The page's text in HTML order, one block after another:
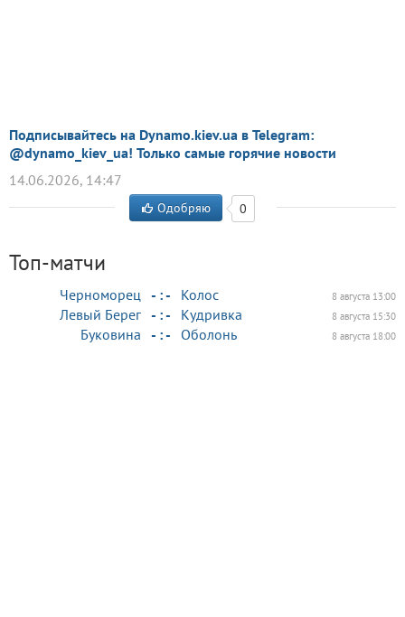
Подписывайтесь на Dynamo.kiev.ua в Telegram:
@dynamo_kiev_ua! Только самые горячие новости
14.06.2026, 14:47
Одобряю 0
Топ-матчи
Черноморец Колос
- : - 8 августа 13:00
Левый Берег Кудривка
- : - 8 августа 15:30
Буковина Оболонь
- : - 8 августа 18:00